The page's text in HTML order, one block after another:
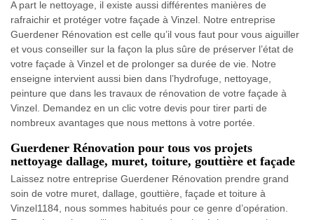
A part le nettoyage, il existe aussi différentes manières de
rafraichir et protéger votre façade à Vinzel. Notre entreprise
Guerdener Rénovation est celle qu’il vous faut pour vous aiguiller
et vous conseiller sur la façon la plus sûre de préserver l’état de
votre façade à Vinzel et de prolonger sa durée de vie. Notre
enseigne intervient aussi bien dans l’hydrofuge, nettoyage,
peinture que dans les travaux de rénovation de votre façade à
Vinzel. Demandez en un clic votre devis pour tirer parti de
nombreux avantages que nous mettons à votre portée.
Guerdener Rénovation pour tous vos projets
nettoyage dallage, muret, toiture, gouttière et façade
Laissez notre entreprise Guerdener Rénovation prendre grand
soin de votre muret, dallage, gouttière, façade et toiture à
Vinzel1184, nous sommes habitués pour ce genre d’opération.